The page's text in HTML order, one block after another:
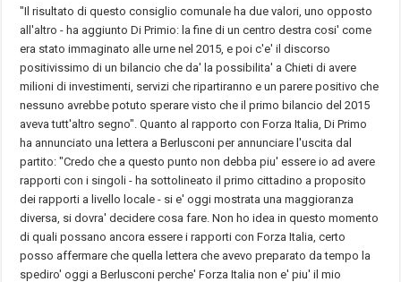
"Il risultato di questo consiglio comunale ha due valori, uno opposto
all'altro - ha aggiunto Di Primio: la fine di un centro destra cosi' come
era stato immaginato alle urne nel 2015, e poi c'e' il discorso
positivissimo di un bilancio che da' la possibilita' a Chieti di avere
milioni di investimenti, servizi che ripartiranno e un parere positivo che
nessuno avrebbe potuto sperare visto che il primo bilancio del 2015
aveva tutt'altro segno". Quanto al rapporto con Forza Italia, Di Primo
ha annunciato una lettera a Berlusconi per annunciare l'uscita dal
partito: "Credo che a questo punto non debba piu' essere io ad avere
rapporti con i singoli - ha sottolineato il primo cittadino a proposito
dei rapporti a livello locale - si e' oggi mostrata una maggioranza
diversa, si dovra' decidere cosa fare. Non ho idea in questo momento
di quali possano ancora essere i rapporti con Forza Italia, certo
posso affermare che quella lettera che avevo preparato da tempo la
spediro' oggi a Berlusconi perche' Forza Italia non e' piu' il mio